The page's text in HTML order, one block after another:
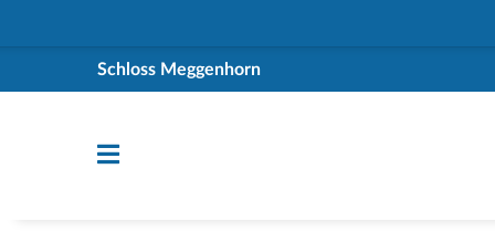
Schloss Meggenhorn